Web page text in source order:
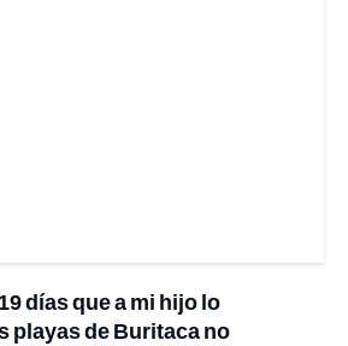
días que a mi hijo lo
playas de Buritaca no